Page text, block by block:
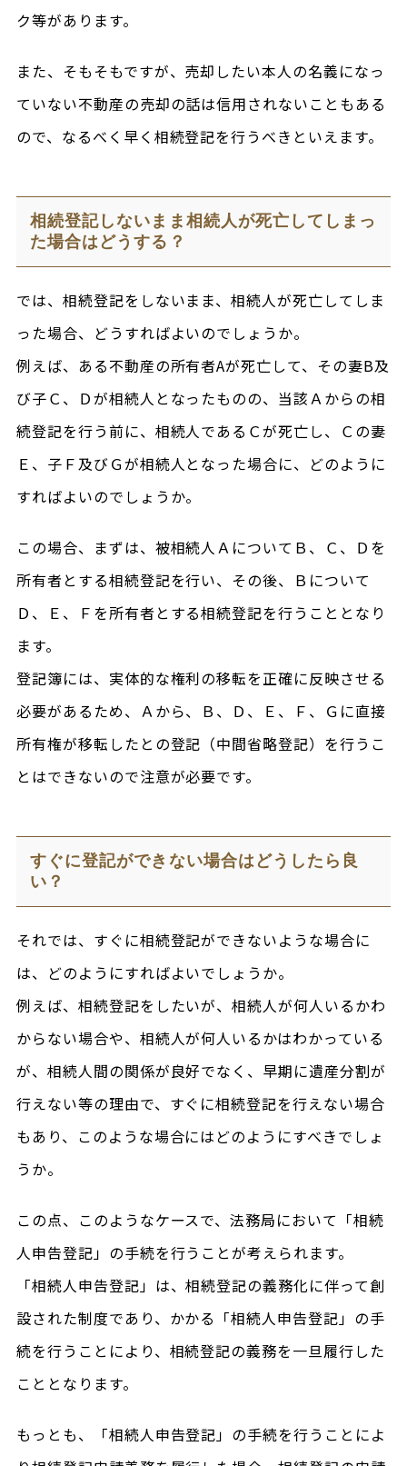
ク等があります。
また、そもそもですが、売却したい本人の名義になっ
ていない不動産の売却の話は信用されないこともある
ので、なるべく早く相続登記を行うべきといえます。
相続登記しないまま相続人が死亡してしまっ
た場合はどうする？
では、相続登記をしないまま、相続人が死亡してしま
った場合、どうすればよいのでしょうか。
例えば、ある不動産の所有者Aが死亡して、その妻B及
び子Ｃ、Ｄが相続人となったものの、当該Ａからの相
続登記を行う前に、相続人であるＣが死亡し、Ｃの妻
Ｅ、子Ｆ及びＧが相続人となった場合に、どのように
すればよいのでしょうか。
この場合、まずは、被相続人ＡについてＢ、Ｃ、Ｄを
所有者とする相続登記を行い、その後、Ｂについて
Ｄ、Ｅ、Ｆを所有者とする相続登記を行うこととなり
ます。
登記簿には、実体的な権利の移転を正確に反映させる
必要があるため、Ａから、Ｂ、Ｄ、Ｅ、Ｆ、Ｇに直接
所有権が移転したとの登記（中間省略登記）を行うこ
とはできないので注意が必要です。
すぐに登記ができない場合はどうしたら良
い？
それでは、すぐに相続登記ができないような場合に
は、どのようにすればよいでしょうか。
例えば、相続登記をしたいが、相続人が何人いるかわ
からない場合や、相続人が何人いるかはわかっている
が、相続人間の関係が良好でなく、早期に遺産分割が
行えない等の理由で、すぐに相続登記を行えない場合
もあり、このような場合にはどのようにすべきでしょ
うか。
この点、このようなケースで、法務局において「相続
人申告登記」の手続を行うことが考えられます。
「相続人申告登記」は、相続登記の義務化に伴って創
設された制度であり、かかる「相続人申告登記」の手
続を行うことにより、相続登記の義務を一旦履行した
こととなります。
もっとも、「相続人申告登記」の手続を行うことによ